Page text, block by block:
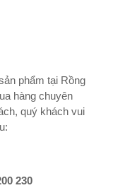
phẩm tại Rồng
hàng chuyên
quý khách vui
230